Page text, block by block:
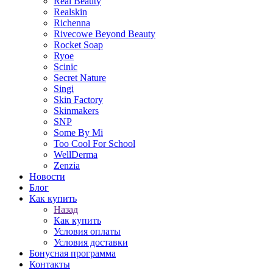
Realskin
Richenna
Rivecowe Beyond Beauty
Rocket Soap
Ryoe
Scinic
Secret Nature
Singi
Skin Factory
Skinmakers
SNP
Some By Mi
Too Cool For School
WellDerma
Zenzia
Новости
Блог
Как купить
Назад
Как купить
Условия оплаты
Условия доставки
Бонусная программа
Контакты